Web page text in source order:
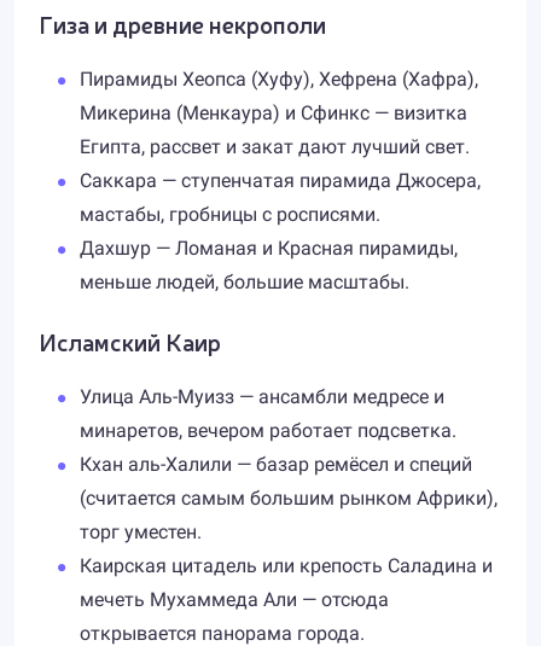
Гиза и древние некрополи
Пирамиды Хеопса (Хуфу), Хефрена (Хафра),
Микерина (Менкаура) и Сфинкс — визитка
Египта, рассвет и закат дают лучший свет.
Саккара — ступенчатая пирамида Джосера,
мастабы, гробницы с росписями.
Дахшур — Ломаная и Красная пирамиды,
меньше людей, большие масштабы.
Исламский Каир
Улица Аль-Муизз — ансамбли медресе и
минаретов, вечером работает подсветка.
Кхан аль-Халили — базар ремёсел и специй
(считается самым большим рынком Африки),
торг уместен.
Каирская цитадель или крепость Саладина и
мечеть Мухаммеда Али — отсюда
открывается панорама города.